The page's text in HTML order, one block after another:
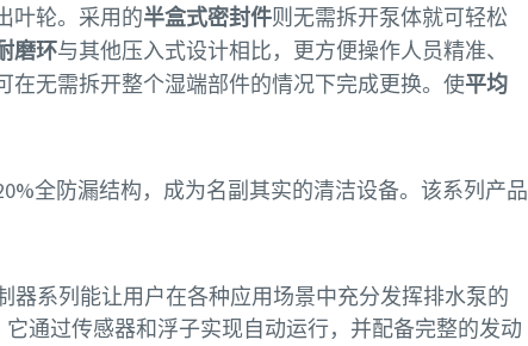
叶轮。采用的半盒式密封件则无需拆开泵体就可轻松
磨环与其他压入式设计相比，更方便操作人员精准、
在无需拆开整个湿端部件的情况下完成更换。使平均
全防漏结构，成为名副其实的清洁设备。该系列产品
器系列能让用户在各种应用场景中充分发挥排水泵的
它通过传感器和浮子实现自动运行，并配备完整的发动